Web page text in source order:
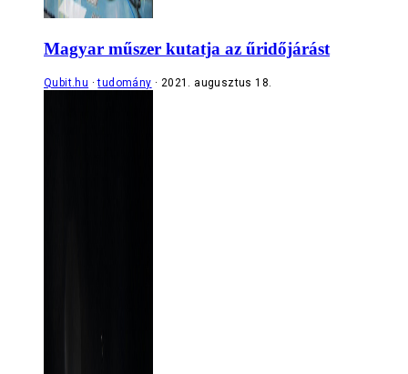
Magyar műszer kutatja az űridőjárást
Qubit.hu tudomány 2021. augusztus 18.